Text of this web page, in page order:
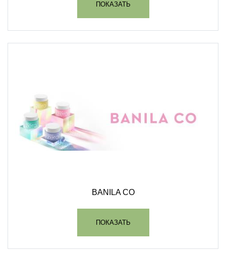
ПОКАЗАТЬ
BANILA CO
ПОКАЗАТЬ